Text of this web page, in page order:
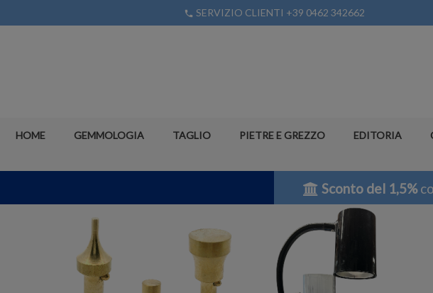
phone SERVIZIO CLIENTI +39 0462 342662
HOME GEMMOLOGIA TAGLIO PIETRE E GREZZO EDITORIA
Sconto del 1,5%